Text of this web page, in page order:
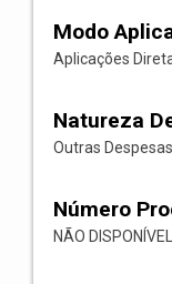
Modo
Aplicações
Natureza
Outras
Número
NÃO DISPONÍVEL